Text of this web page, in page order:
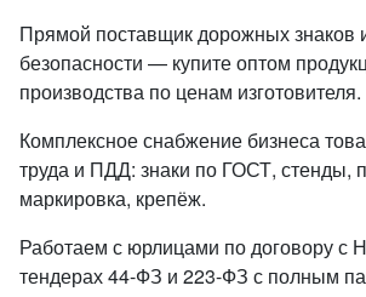
Прямой поставщик дорожных знаков
безопасности — купите оптом
производства по ценам изготовителя.
Комплексное снабжение бизнеса
труда и ПДД: знаки по ГОСТ, стенды,
маркировка, крепёж.
Работаем с юрлицами по договору с
тендерах 44-ФЗ и 223-ФЗ с полным